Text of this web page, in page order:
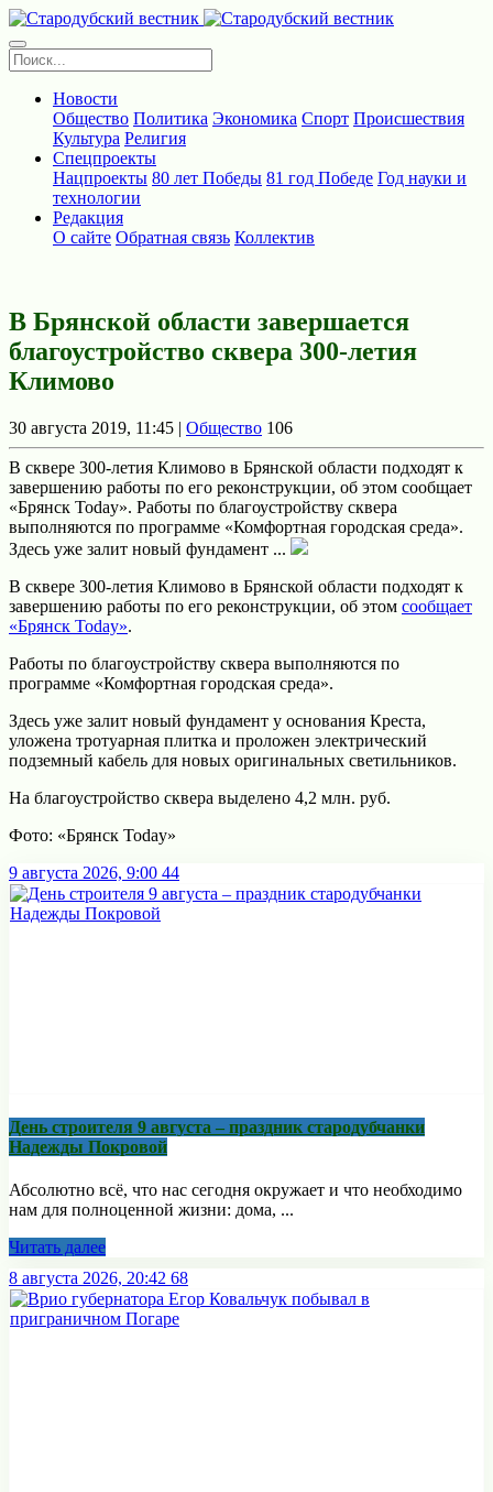
Новости
Общество Политика Экономика Спорт Происшествия
Культура Религия
Спецпроекты
Нацпроекты 80 лет Победы 81 год Победе Год науки и
технологии
Редакция
О сайте Обратная связь Коллектив
В Брянской области завершается
благоустройство сквера 300-летия
Климово
30 августа 2019, 11:45 | Общество 106
В сквере 300-летия Климово в Брянской области подходят к
завершению работы по его реконструкции, об этом сообщает
«Брянск Today». Работы по благоустройству сквера
выполняются по программе «Комфортная городская среда».
Здесь уже залит новый фундамент ...
В сквере 300-летия Климово в Брянской области подходят к
завершению работы по его реконструкции, об этом сообщает
«Брянск Today».
Работы по благоустройству сквера выполняются по
программе «Комфортная городская среда».
Здесь уже залит новый фундамент у основания Креста,
уложена тротуарная плитка и проложен электрический
подземный кабель для новых оригинальных светильников.
На благоустройство сквера выделено 4,2 млн. руб.
Фото: «Брянск Today»
9 августа 2026, 9:00 44
День строителя 9 августа – праздник стародубчанки
Надежды Покровой
Абсолютно всё, что нас сегодня окружает и что необходимо
нам для полноценной жизни: дома, ...
Читать далее
8 августа 2026, 20:42 68